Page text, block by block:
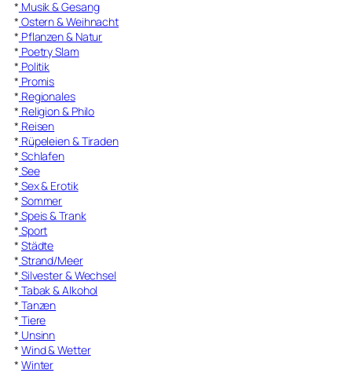
* Musik & Gesang
* Ostern & Weihnacht
* Pflanzen & Natur
* Poetry Slam
* Politik
* Promis
* Regionales
* Religion & Philo
* Reisen
* Rüpeleien & Tiraden
* Schlafen
* See
* Sex & Erotik
* Sommer
* Speis & Trank
* Sport
* Städte
* Strand/Meer
* Silvester & Wechsel
* Tabak & Alkohol
* Tanzen
* Tiere
* Unsinn
* Wind & Wetter
* Winter